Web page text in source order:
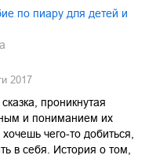
по пиару для детей и
2017
проникнутая
и пониманием их
чего-то добиться,
в себя. История о том,